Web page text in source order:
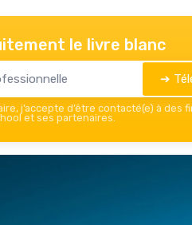
le livre blanc
➔
j’accepte d’être contacté(e) à des
et ses partenaires.